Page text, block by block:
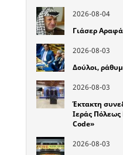
2026-08-04
Γιάσερ
2026-08-03
Δούλοι,
2026-08-03
Έκτακτη
Ιεράς
Code»
2026-08-03